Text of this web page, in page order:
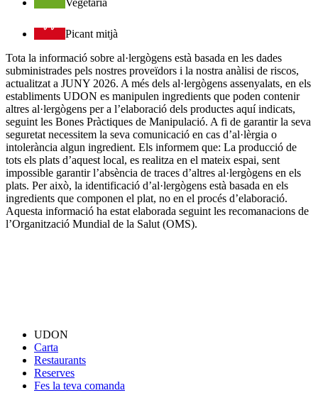
Picant mitjà
Tota la informació sobre al·lergògens està basada en les dades
subministrades pels nostres proveïdors i la nostra anàlisi de riscos,
actualitzat a JUNY 2026. A més dels al·lergògens assenyalats, en els
establiments UDON es manipulen ingredients que poden contenir
altres al·lergògens per a l’elaboració dels productes aquí indicats,
seguint les Bones Pràctiques de Manipulació. A fi de garantir la seva
seguretat necessitem la seva comunicació en cas d’al·lèrgia o
intolerància algun ingredient. Els informem que: La producció de
tots els plats d’aquest local, es realitza en el mateix espai, sent
impossible garantir l’absència de traces d’altres al·lergògens en els
plats. Per això, la identificació d’al·lergògens està basada en els
ingredients que componen el plat, no en el procés d’elaboració.
Aquesta informació ha estat elaborada seguint les recomanacions de
l’Organització Mundial de la Salut (OMS).
UDON
Carta
Restaurants
Reserves
Fes la teva comanda